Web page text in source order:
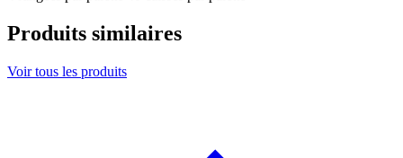
Produits similaires
Voir tous les produits